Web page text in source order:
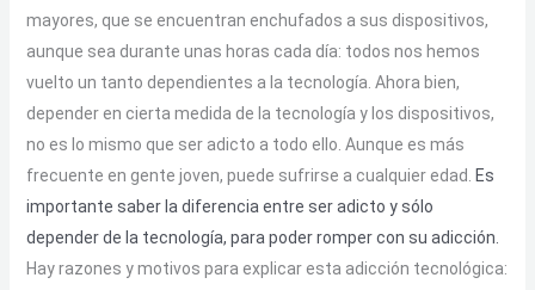
mayores, que se encuentran enchufados a sus dispositivos,
aunque sea durante unas horas cada día: todos nos hemos
vuelto un tanto dependientes a la tecnología. Ahora bien,
depender en cierta medida de la tecnología y los dispositivos,
no es lo mismo que ser adicto a todo ello. Aunque es más
frecuente en gente joven, puede sufrirse a cualquier edad. Es
importante saber la diferencia entre ser adicto y sólo
depender de la tecnología, para poder romper con su adicción.
Hay razones y motivos para explicar esta adicción tecnológica: